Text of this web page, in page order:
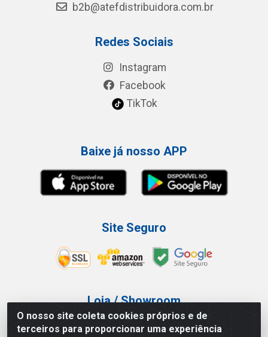
O nosso site coleta cookies próprios e de
terceiros para proporcionar uma experiência
b2b@atefdistribuidora.com.br
Redes Sociais
Instagram
Facebook
TikTok
Baixe já nosso APP
Site Seguro
Loja / Showroom
Tel.: (11) 3227-0546